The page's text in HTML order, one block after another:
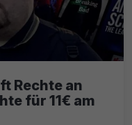
Rechte an
für 11€ am